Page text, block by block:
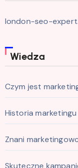
london-seo-
Wiedza
Czym jest
Historia marketingu
Znani
Skuteczne